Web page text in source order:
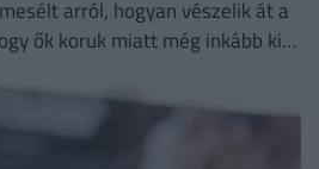
arról, hogyan vészelik át a
ők koruk miatt még inkább ki